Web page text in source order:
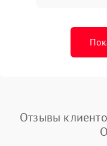
Отзывы